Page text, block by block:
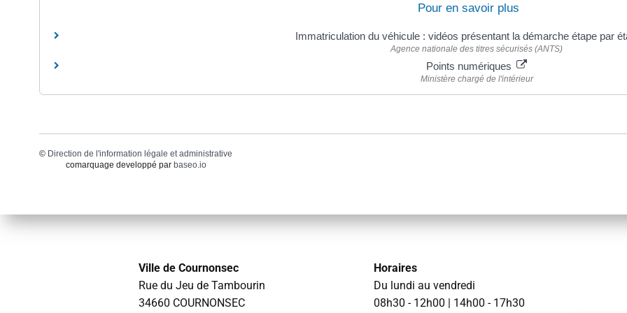
Pour en savoir plus
Immatriculation du véhicule : vidéos présentant la démarche étape par
Agence nationale des titres sécurisés (ANTS)
Points numériques
Ministère chargé de l'intérieur
© Direction de l'information légale et administrative
comarquage developpé par baseo.io
Ville de Cournonsec
Rue du Jeu de Tambourin
34660 COURNONSEC
Horaires
Du lundi au vendredi
08h30 - 12h00 | 14h00 - 17h30